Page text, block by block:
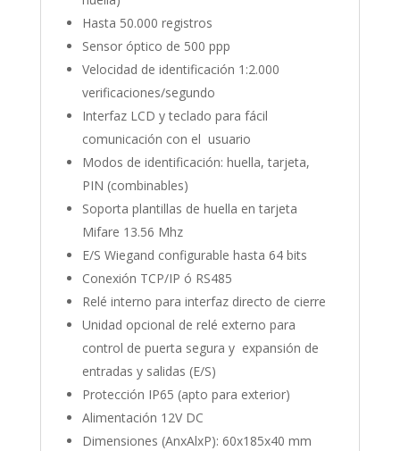
Hasta 50.000 registros
Sensor óptico de 500 ppp
Velocidad de identificación 1:2.000
verificaciones/segundo
Interfaz LCD y teclado para fácil
comunicación con el usuario
Modos de identificación: huella, tarjeta,
PIN (combinables)
Soporta plantillas de huella en tarjeta
Mifare 13.56 Mhz
E/S Wiegand configurable hasta 64 bits
Conexión TCP/IP ó RS485
Relé interno para interfaz directo de cierre
Unidad opcional de relé externo para
control de puerta segura y expansión de
entradas y salidas (E/S)
Protección IP65 (apto para exterior)
Alimentación 12V DC
Dimensiones (AnxAlxP): 60x185x40 mm